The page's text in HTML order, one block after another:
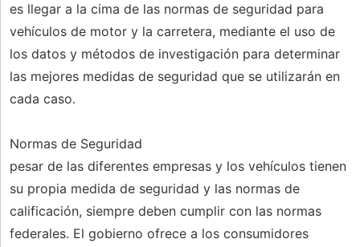
es llegar a la cima de las normas de seguridad para
vehículos de motor y la carretera, mediante el uso de
los datos y métodos de investigación para determinar
las mejores medidas de seguridad que se utilizarán en
cada caso.
Normas de Seguridad
pesar de las diferentes empresas y los vehículos tienen
su propia medida de seguridad y las normas de
calificación, siempre deben cumplir con las normas
federales. El gobierno ofrece a los consumidores